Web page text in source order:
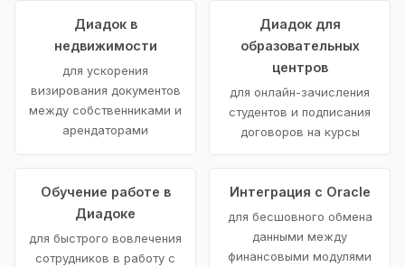
Диадок в
недвижимости
для ускорения
визирования документов
между собственниками и
арендаторами
Диадок для
образовательных
центров
для онлайн-зачисления
студентов и подписания
договоров на курсы
Обучение работе в
Диадоке
для быстрого вовлечения
сотрудников в работу с
Интеграция с Oracle
для бесшовного обмена
данными между
финансовыми модулями